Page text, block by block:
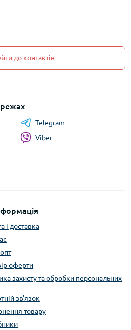
до контактів
і доставка
оферти
захисту та обробки персональних
зв'язок
товару
Telegram
Viber